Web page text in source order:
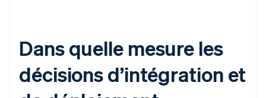
Dans quelle mesure les
décisions d’intégration et